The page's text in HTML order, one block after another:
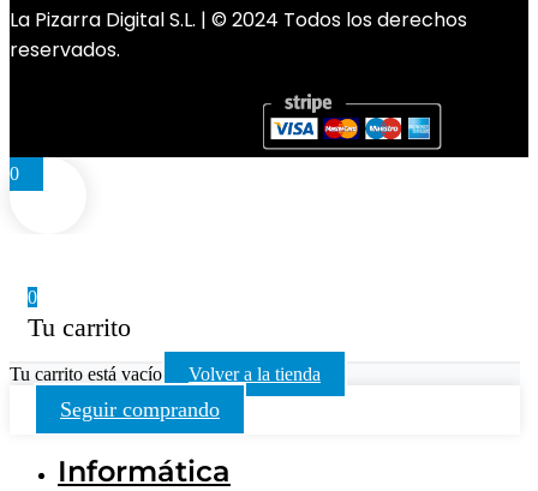
La Pizarra Digital S.L. | © 2024 Todos los derechos
reservados.
0
0
Tu carrito
Tu carrito está vacío Volver a la tienda
Seguir comprando
Informática